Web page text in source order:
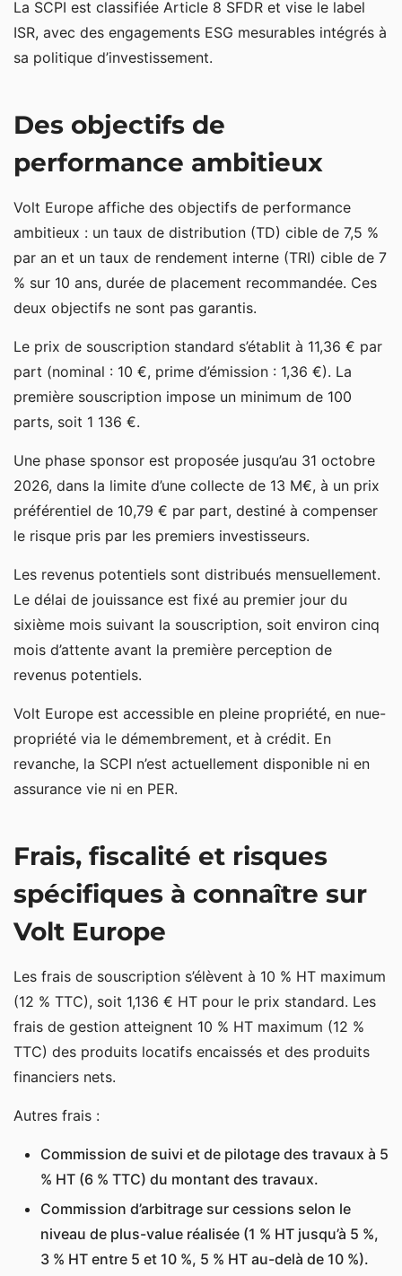
La SCPI est classifiée Article 8 SFDR et vise le label
ISR, avec des engagements ESG mesurables intégrés à
sa politique d’investissement.
Des objectifs de
performance ambitieux
Volt Europe affiche des objectifs de performance
ambitieux : un taux de distribution (TD) cible de 7,5 %
par an et un taux de rendement interne (TRI) cible de 7
% sur 10 ans, durée de placement recommandée. Ces
deux objectifs ne sont pas garantis.
Le prix de souscription standard s’établit à 11,36 € par
part (nominal : 10 €, prime d’émission : 1,36 €). La
première souscription impose un minimum de 100
parts, soit 1 136 €.
Une phase sponsor est proposée jusqu’au 31 octobre
2026, dans la limite d’une collecte de 13 M€, à un prix
préférentiel de 10,79 € par part, destiné à compenser
le risque pris par les premiers investisseurs.
Les revenus potentiels sont distribués mensuellement.
Le délai de jouissance est fixé au premier jour du
sixième mois suivant la souscription, soit environ cinq
mois d’attente avant la première perception de
revenus potentiels.
Volt Europe est accessible en pleine propriété, en nue-
propriété via le démembrement, et à crédit. En
revanche, la SCPI n’est actuellement disponible ni en
assurance vie ni en PER.
Frais, fiscalité et risques
spécifiques à connaître sur
Volt Europe
Les frais de souscription s’élèvent à 10 % HT maximum
(12 % TTC), soit 1,136 € HT pour le prix standard. Les
frais de gestion atteignent 10 % HT maximum (12 %
TTC) des produits locatifs encaissés et des produits
financiers nets.
Autres frais :
Commission de suivi et de pilotage des travaux à 5
% HT (6 % TTC) du montant des travaux.
Commission d’arbitrage sur cessions selon le
niveau de plus-value réalisée (1 % HT jusqu’à 5 %,
3 % HT entre 5 et 10 %, 5 % HT au-delà de 10 %).